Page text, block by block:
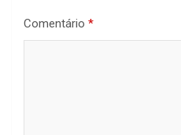
Comentário *